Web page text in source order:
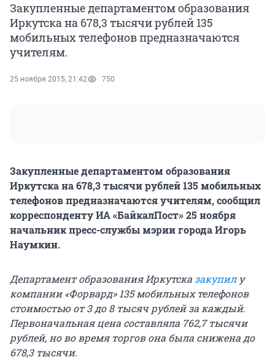
Закупленные департаментом образования
Иркутска на 678,3 тысячи рублей 135
мобильных телефонов предназначаются
учителям.
25 ноября 2015, 21:42 750
Закупленные департаментом образования
Иркутска на 678,3 тысячи рублей 135 мобильных
телефонов предназначаются учителям, сообщил
корреспонденту ИА «БайкалПост» 25 ноября
начальник пресс-службы мэрии города Игорь
Наумкин.
Департамент образования Иркутска закупилу
компании «Форвард» 135 мобильных телефонов
стоимостью от 3 до 8 тысяч рублей за каждый.
Первоначальная цена составляла 762,7 тысячи
рублей, но во время торгов она была снижена до
678,3 тысячи.